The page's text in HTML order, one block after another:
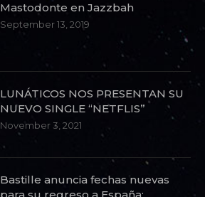
Mastodonte en Jazzbah
September 13, 2019
LUNÁTICOS NOS PRESENTAN SU
NUEVO SINGLE “NETFLIS”
November 3, 2021
Bastille anuncia fechas nuevas